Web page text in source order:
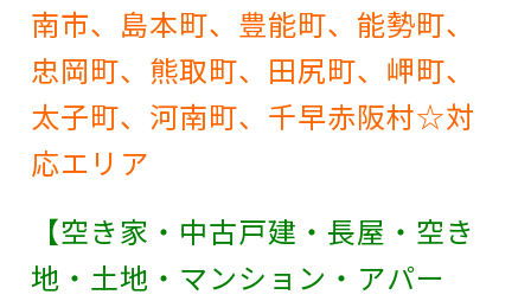
南市、島本町、豊能町、能勢町、
忠岡町、熊取町、田尻町、岬町、
太子町、河南町、千早赤阪村☆対
応エリア
【空き家・中古戸建・長屋・空き
地・土地・マンション・アパー